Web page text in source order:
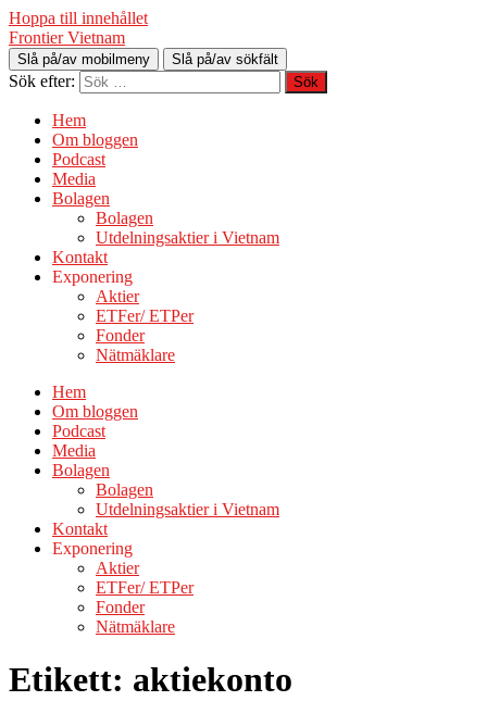
Hoppa till innehållet
Frontier Vietnam
Slå på/av mobilmeny Slå på/av sökfält
Sök efter:
Hem
Om bloggen
Podcast
Media
Bolagen
Bolagen
Utdelningsaktier i Vietnam
Kontakt
Exponering
Aktier
ETFer/ ETPer
Fonder
Nätmäklare
Hem
Om bloggen
Podcast
Media
Bolagen
Bolagen
Utdelningsaktier i Vietnam
Kontakt
Exponering
Aktier
ETFer/ ETPer
Fonder
Nätmäklare
Etikett: aktiekonto